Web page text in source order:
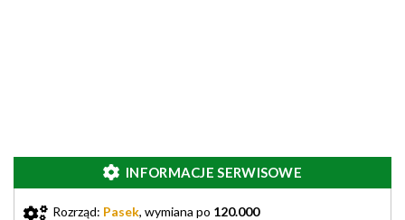
INFORMACJE SERWISOWE
Rozrząd: Pasek, wymiana po 120.000